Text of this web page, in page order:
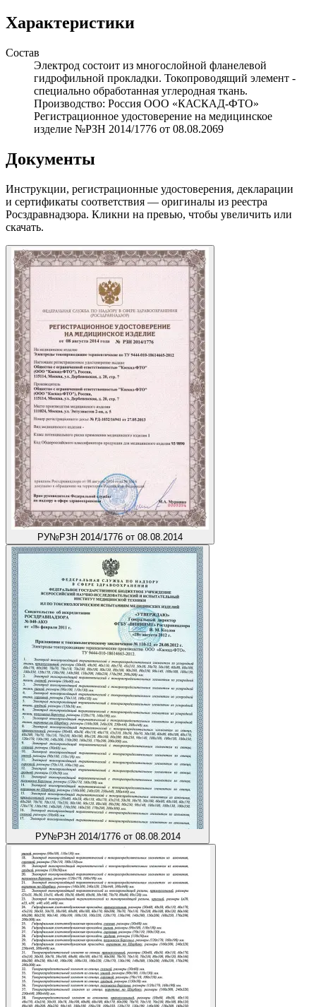
Характеристики
Состав
Электрод состоит из многослойной фланелевой
гидрофильной прокладки. Токопроводящий элемент -
специально обработанная углеродная ткань.
Производство: Россия ООО «КАСКАД-ФТО»
Регистрационное удостоверение на медицинское
изделие №РЗН 2014/1776 от 08.08.2069
Документы
Инструкции, регистрационные удостоверения, декларации
и сертификаты соответствия — оригиналы из реестра
Росздравнадзора. Кликни на превью, чтобы увеличить или
скачать.
РУ№РЗН 2014/1776 от 08.08.2014
РУ№РЗН 2014/1776 от 08.08.2014